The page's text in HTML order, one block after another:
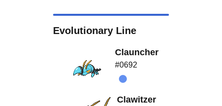
Evolutionary Line
Clauncher
#0692
Clawitzer